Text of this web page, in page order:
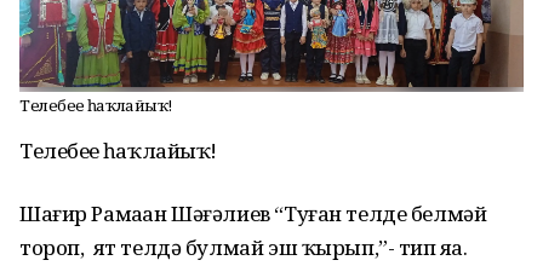
Телебеҙҙе һаҡлайыҡ!
Телебеҙҙе һаҡлайыҡ!
Шағир Рамаҙан Шәғәлиев “Туған телде белмәй
тороп, ят телдә булмай эш ҡырып,”- тип яҙа.